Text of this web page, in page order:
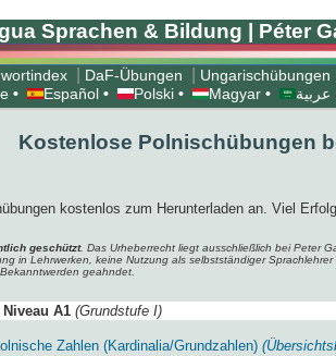
Sprachen & Bildung | Péter
DaF-Übungen Ungarischübungen
• Español • Polski • Magyar • عربية
Kostenlose Polnischübungen
kostenlos zum Herunterladen an. Viel
geschützt. Das Urheberrecht liegt ausschließlich bei Peter
in Lehrwerken, keine Nutzung als selbstständiger
geahndet.
A1 (Grundstufe I)
Zahlen (Kardinalia/Grundzahlen)